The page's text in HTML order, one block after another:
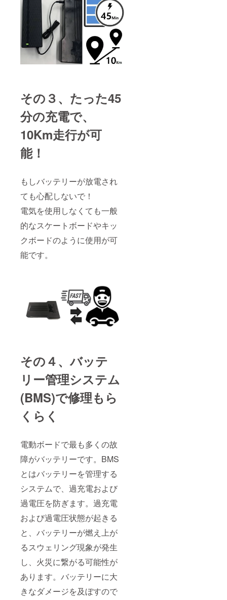
その３、 たった45
分の充電で、
10Km走行が可
能！
もしバッテリーが放電され
ても心配しないで！
電気を使用しなくても一般
的なスケートボードやキッ
クボードのように使用が可
能です。
その４、バッテ
リー管理システム
(BMS)で修理もら
くらく
電動ボードで最も多くの故
障がバッテリーです。BMS
とはバッテリーを管理する
システムで、過充電および
過電圧を防ぎます。過充電
および過電圧状態が起きる
と、バッテリーが燃え上が
るスウェリング現象が発生
し、火災に繋がる可能性が
あります。バッテリーに大
きなダメージを及ぼすので